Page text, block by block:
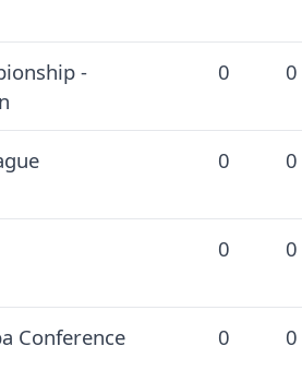
-
0 0
0 0
0 0
Conference
0 0